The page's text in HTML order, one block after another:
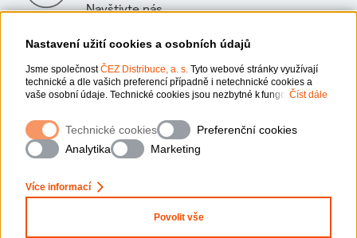
Nastavení užití cookies a osobních údajů
Jsme společnostČEZ Distribuce, a. s. Tyto webové stránky využívají
technické a dle vašich preferencí případně i netechnické cookies a
vaše osobní údaje. Technické cookies jsou nezbytné k fungování
webové stránky vašim preferencím, k personalizaci reklam a analytice.
Pro sběr a zpracování netechnických cookies a vašich osobních údajů,
nám můžete udělit souhlas. Bližší informace o vašich právech,
zpracování osobních údajů, včetně možnosti odvolání udělených
Číst dále
Technické cookies
Preferenční cookies
Analytika
Marketing
Více informací
Povolit vše
Navštivte nás
Ochrana osobních údajů
Zeptejte se nás